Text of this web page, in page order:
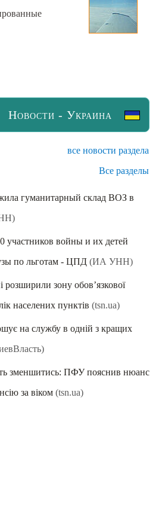
Новости - Украина
все новости раздела
Все разделы
гуманитарный склад ВОЗ в
участников войны и их детей
по льготам - ЦПД (ИА УНН)
зону обов’язкової
населених пунктів (tsn.ua)
на службу в одній з кращих
зменшитись: ПФУ пояснив нюанс
за віком (tsn.ua)